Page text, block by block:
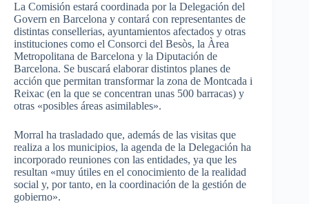
La Comisión estará coordinada por la Delegación del
Govern en Barcelona y contará con representantes de
distintas consellerias, ayuntamientos afectados y otras
instituciones como el Consorci del Besòs, la Àrea
Metropolitana de Barcelona y la Diputación de
Barcelona. Se buscará elaborar distintos planes de
acción que permitan transformar la zona de Montcada i
Reixac (en la que se concentran unas 500 barracas) y
otras «posibles áreas asimilables».
Morral ha trasladado que, además de las visitas que
realiza a los municipios, la agenda de la Delegación ha
incorporado reuniones con las entidades, ya que les
resultan «muy útiles en el conocimiento de la realidad
social y, por tanto, en la coordinación de la gestión de
gobierno».